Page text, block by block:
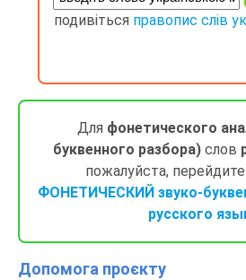
подивіться правопис слів
Для фонетического
буквенного разбора)слов
пожалуйста,
ФОНЕТИЧЕСКИЙ звуко-
русского
Допомога проєкту